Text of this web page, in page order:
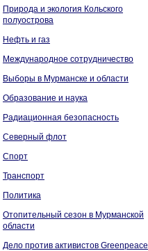
Природа и экология Кольского
полуострова
Нефть и газ
Международное сотрудничество
Выборы в Мурманске и области
Образование и наука
Радиационная безопасность
Северный флот
Спорт
Транспорт
Политика
Отопительный сезон в Мурманской
области
Дело против активистов Greenpeace